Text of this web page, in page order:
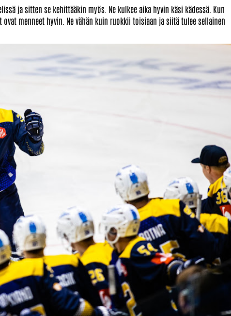
ja sitten se kehittääkin myös. Ne kulkee aika hyvin käsi kädessä. Kun
menneet hyvin. Ne vähän kuin ruokkii toisiaan ja siitä tulee sellainen